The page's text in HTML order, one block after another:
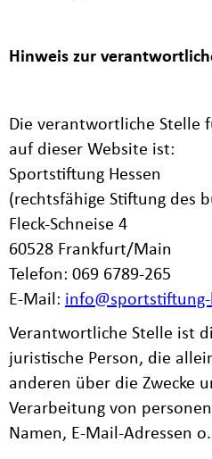
Hinweis zur
Die verantwortliche Stelle
auf dieser Website ist:
Sportstiftung Hessen
(rechtsfähige Stiftung des
Fleck-Schneise 4
60528 Frankfurt/Main
Telefon: 069 6789-265
E-Mail: info@sportstiftung-
Verantwortliche Stelle ist
juristische Person, die
anderen über die Zwecke
Verarbeitung von
Namen, E-Mail-Adressen